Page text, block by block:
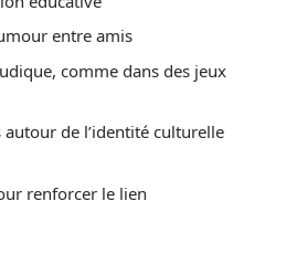
entre amis
comme dans des jeux
de l’identité culturelle
renforcer le lien